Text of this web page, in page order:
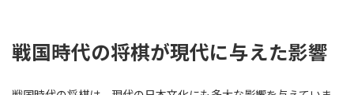
戦国時代の将棋が現代に与えた影響